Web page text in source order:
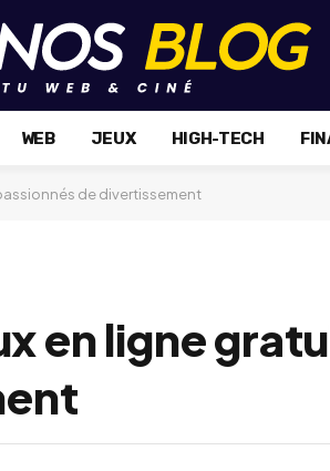
WEB JEUX HIGH-TECH
de divertissement
en ligne